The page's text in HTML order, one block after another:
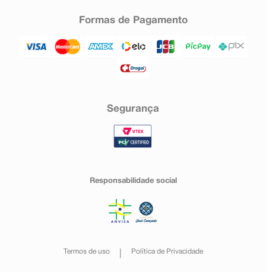
Formas de Pagamento
Segurança
Responsabilidade social
Termos de uso Política de Privacidade